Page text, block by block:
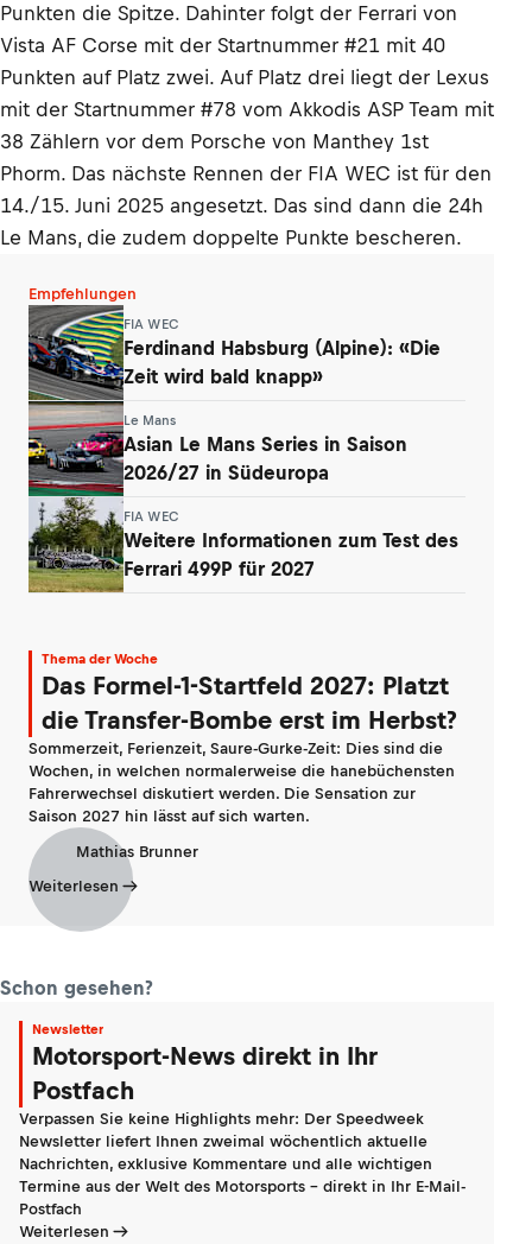
Punkten die Spitze. Dahinter folgt der Ferrari von
Vista AF Corse mit der Startnummer #21 mit 40
Punkten auf Platz zwei. Auf Platz drei liegt der Lexus
mit der Startnummer #78 vom Akkodis ASP Team mit
38 Zählern vor dem Porsche von Manthey 1st
Phorm. Das nächste Rennen der FIA WEC ist für den
14./15. Juni 2025 angesetzt. Das sind dann die 24h
Le Mans, die zudem doppelte Punkte bescheren.
Empfehlungen
FIA WEC
Ferdinand Habsburg (Alpine): «Die
Zeit wird bald knapp»
Le Mans
Asian Le Mans Series in Saison
2026/27 in Südeuropa
FIA WEC
Weitere Informationen zum Test des
Ferrari 499P für 2027
Thema der Woche
Das Formel-1-Startfeld 2027: Platzt
die Transfer-Bombe erst im Herbst?
Sommerzeit, Ferienzeit, Saure-Gurke-Zeit: Dies sind die
Wochen, in welchen normalerweise die hanebüchensten
Fahrerwechsel diskutiert werden. Die Sensation zur
Saison 2027 hin lässt auf sich warten.
Mathias Brunner
Weiterlesen
Schon gesehen?
Newsletter
Motorsport-News direkt in Ihr
Postfach
Verpassen Sie keine Highlights mehr: Der Speedweek
Newsletter liefert Ihnen zweimal wöchentlich aktuelle
Nachrichten, exklusive Kommentare und alle wichtigen
Termine aus der Welt des Motorsports - direkt in Ihr E-Mail-
Postfach
Weiterlesen